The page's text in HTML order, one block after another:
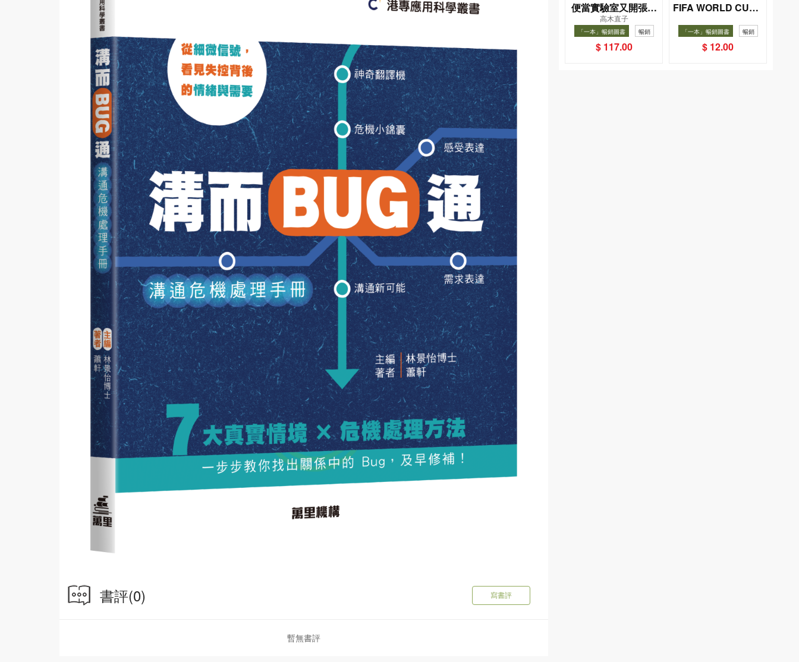
書評(0) 寫書評
暫無書評
便當實驗室又開張了
——日日和特別日的
菜單挑戰記
高木直子
「一本」暢銷圖書 暢銷
$ 117.00
FIFA WORLD CUP 2
貼紙包）
「一本」暢銷圖書 暢銷
$ 12.00